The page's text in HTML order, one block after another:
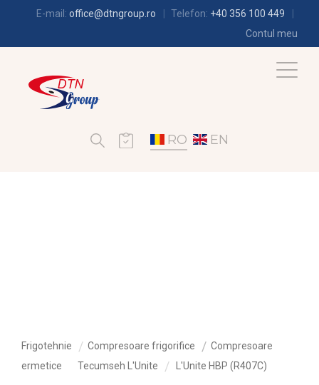
E-mail: office@dtngroup.ro Telefon: +40 356 100 449
Contul meu
RO EN
Frigotehnie Compresoare frigorifice
Compresoare
ermetice
Tecumseh L'Unite L'Unite HBP (R407C)